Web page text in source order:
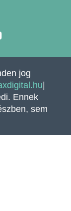
jog
|
Ennek
sem